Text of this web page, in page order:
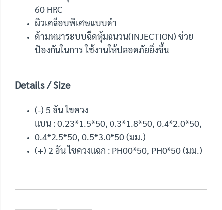
60 HRC
ผิวเคลือบพิเศษแบบดำ
ด้ามหนาระบบฉีดหุ้มฉนวน(INJECTION) ช่วย
ป้องกันในการ ใช้งานให้ปลอดภัยยิ่งขึ้น
Details / Size
(-) 5 อัน ไขควง
แบน : 0.23*1.5*50, 0.3*1.8*50, 0.4*2.0*50,
0.4*2.5*50, 0.5*3.0*50 (มม.)
(+) 2 อัน ไขควงแฉก : PH00*50, PH0*50 (มม.)